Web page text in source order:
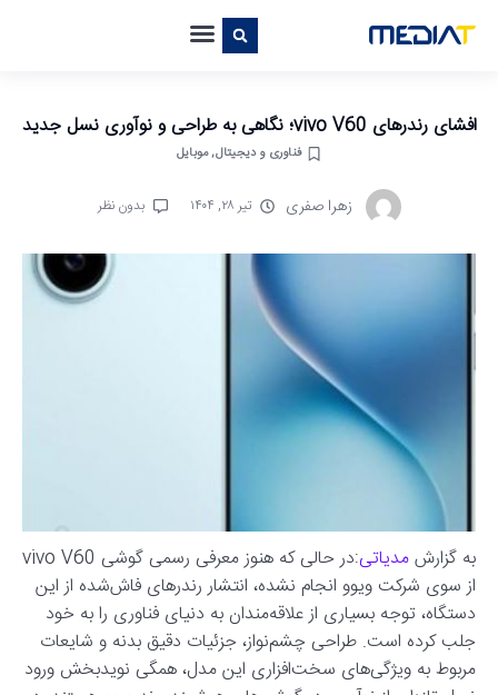
افشای رندرهای vivo V60؛ نگاهی به طراحی و نوآوری نسل جدید
فناوری و دیجیتال,موبایل
زهرا صفری تیر ۲۸, ۱۴۰۴ بدون نظر
به گزارشمدیاتی
:در حالی که هنوز معرفی رسمی گوشی vivo V60
از سوی شرکت ویوو انجام نشده، انتشار رندرهای فاش‌شده از این
دستگاه، توجه بسیاری از علاقه‌مندان به دنیای فناوری را به خود
جلب کرده است. طراحی چشم‌نواز، جزئیات دقیق بدنه و شایعات
مربوط به ویژگی‌های سخت‌افزاری این مدل، همگی نویدبخش ورود